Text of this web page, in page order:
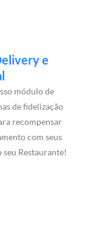
e
módulo de
de fidelização
recompensar
com seus
Restaurante!